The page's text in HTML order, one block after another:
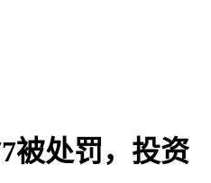
被处罚，投资